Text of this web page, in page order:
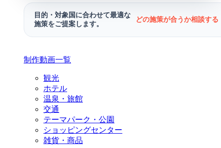
目的・対象国に合わせて最適な
施策をご提案します。
どの施策が合うか相談す
制作動画一覧
観光
ホテル
温泉・旅館
交通
テーマパーク・公園
ショッピングセンター
雑貨・商品